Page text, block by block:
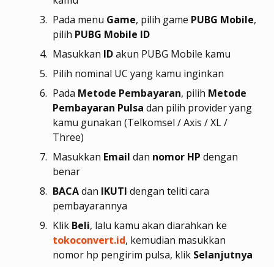
Pada menu Game, pilih game PUBG Mobile,
pilih PUBG Mobile ID
Masukkan IDakun PUBG Mobile kamu
Pilih nominal UC yang kamu inginkan
Pada Metode Pembayaran, pilih Metode
Pembayaran Pulsa dan pilih provider yang
kamu gunakan (Telkomsel / Axis / XL /
Three)
Masukkan Email dan nomor HP dengan
benar
BACAdan IKUTI dengan teliti cara
pembayarannya
Klik Beli, lalu kamu akan diarahkan ke
tokoconvert.id, kemudian masukkan
nomor hp pengirim pulsa, klik Selanjutnya